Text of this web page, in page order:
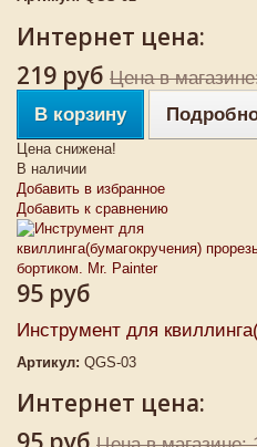
Интернет цена:
219 руб Цена в
В корзину
Цена снижена!
В наличии
Добавить в избранное
Добавить к сравнению
95 руб
Инструмент для
Артикул: QGS-03
Интернет цена: